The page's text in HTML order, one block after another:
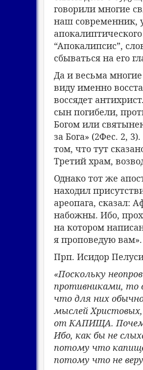
говорили многие
наш современник,
“Апокалипсис”,
сбываться на его
Да и весьма
виду именно
воссядет
сын погибели,
Богом или
за Бога» (2Фес. 2,
том, что тут
Третий храм,
Однако тот же
находил
ареопага, сказал:
набожны. Ибо,
на котором
я проповедую вам».
Прп. Исидор
«Поскольку
противниками, то
что для них
мыслей
от КАПИЩА.
Ибо, как бы не
потому что
потому что не